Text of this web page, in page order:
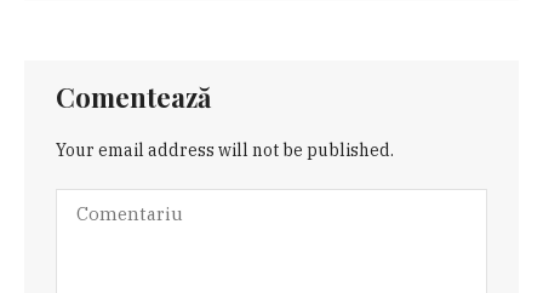
Comentează
Your email address will not be published.